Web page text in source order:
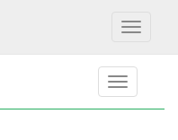
Toggle